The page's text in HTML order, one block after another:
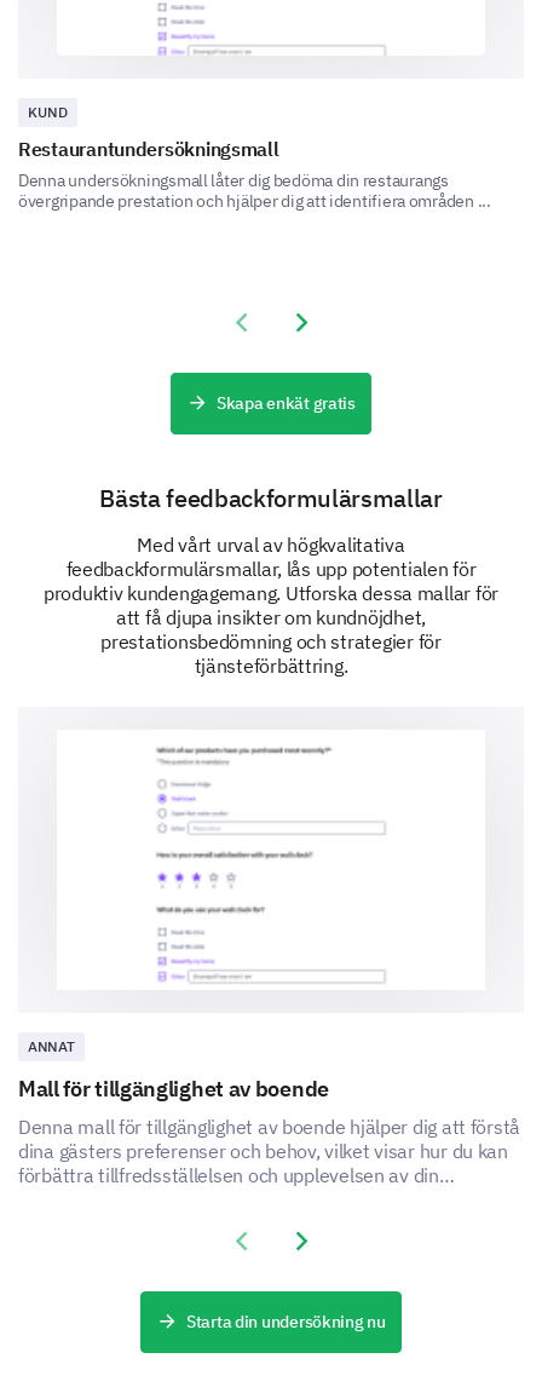
expectations from our customer service team. Your
feedback will help shape our customer service
strategies.
Knowledge
Responsiveness
Issue Resolution
Other, Please specify:
KUND
Restaurantundersökningsmall
Denna undersökningsmall låter dig bedöma din restaurangs
övergripande prestation och hjälper dig att identifiera områden ...
Previous slide
Next slide
Skapa enkät gratis
Bästa feedbackformulärsmallar
Med vårt urval av högkvalitativa
feedbackformulärsmallar, lås upp potentialen för
produktiv kundengagemang. Utforska dessa mallar för
att få djupa insikter om kundnöjdhet,
prestationsbedömning och strategier för
tjänsteförbättring.
ANNAT
Mall för tillgänglighet av boende
Denna mall för tillgänglighet av boende hjälper dig att förstå
dina gästers preferenser och behov, vilket visar hur du kan
förbättra tillfredsställelsen och upplevelsen av din
Previous slide
Next slide
Starta din undersökning nu